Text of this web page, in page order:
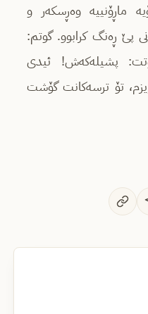
ماڕۆنییە وەڕسکەر و
پێ ڕەنگ کرابوو. گوتم:
پشیلەکەش! ئیدی
تۆ ترسەکانت گۆشت